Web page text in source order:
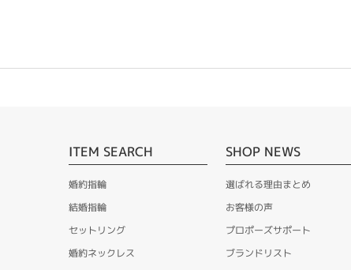
ITEM SEARCH
婚約指輪
結婚指輪
セットリング
婚約ネックレス
SHOP NEWS
選ばれる理由まとめ
お客様の声
プロポーズサポート
ブランドリスト